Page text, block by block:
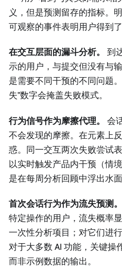
义，但是预测留存的指标。
可观察的事件表明用户得到
在交互层面的漏斗分析。
到
示的用户，与提交但没有与
是需要不同干预的不同问题
失"数字会掩盖失败模式。
行为信号作为摩擦代理。
会
不会发现的摩擦。在元素上
惑。同一交互两次失败尝试
以实时触发产品内干预（情
是在每周分析回顾中浮出水面
首次会话行为作为流失预测。
特定操作的用户，流失概率
一次性分析项目；对它们进
对于大多数 AI 功能，关键操
而非示例数据的输出。